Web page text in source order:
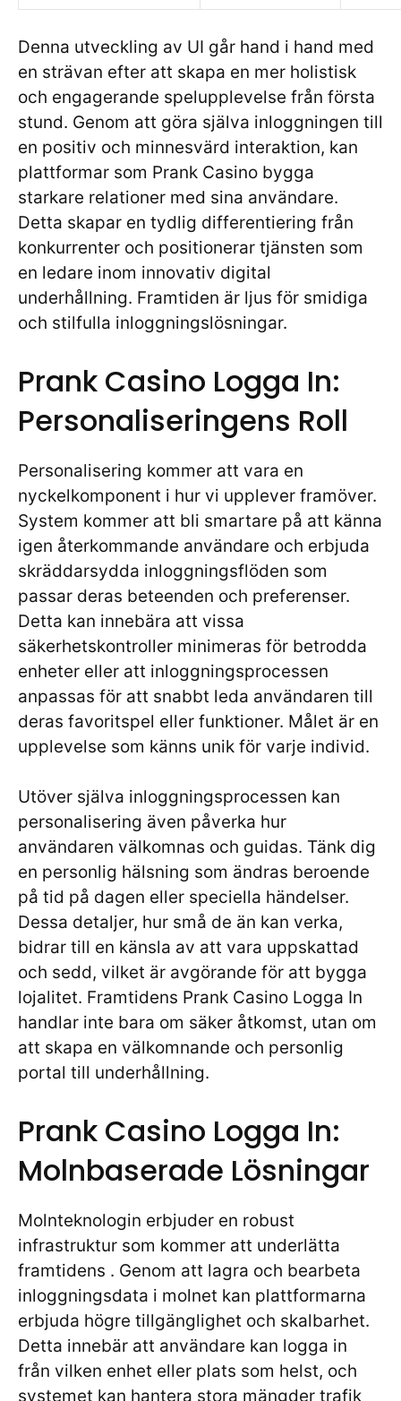
Denna utveckling av UI går hand i hand med
en strävan efter att skapa en mer holistisk
och engagerande spelupplevelse från första
stund. Genom att göra själva inloggningen till
en positiv och minnesvärd interaktion, kan
plattformar som Prank Casino bygga
starkare relationer med sina användare.
Detta skapar en tydlig differentiering från
konkurrenter och positionerar tjänsten som
en ledare inom innovativ digital
underhållning. Framtiden är ljus för smidiga
och stilfulla inloggningslösningar.
Prank Casino Logga In:
Personaliseringens Roll
Personalisering kommer att vara en
nyckelkomponent i hur vi upplever framöver.
System kommer att bli smartare på att känna
igen återkommande användare och erbjuda
skräddarsydda inloggningsflöden som
passar deras beteenden och preferenser.
Detta kan innebära att vissa
säkerhetskontroller minimeras för betrodda
enheter eller att inloggningsprocessen
anpassas för att snabbt leda användaren till
deras favoritspel eller funktioner. Målet är en
upplevelse som känns unik för varje individ.
Utöver själva inloggningsprocessen kan
personalisering även påverka hur
användaren välkomnas och guidas. Tänk dig
en personlig hälsning som ändras beroende
på tid på dagen eller speciella händelser.
Dessa detaljer, hur små de än kan verka,
bidrar till en känsla av att vara uppskattad
och sedd, vilket är avgörande för att bygga
lojalitet. Framtidens Prank Casino Logga In
handlar inte bara om säker åtkomst, utan om
att skapa en välkomnande och personlig
portal till underhållning.
Prank Casino Logga In:
Molnbaserade Lösningar
Molnteknologin erbjuder en robust
infrastruktur som kommer att underlätta
framtidens . Genom att lagra och bearbeta
inloggningsdata i molnet kan plattformarna
erbjuda högre tillgänglighet och skalbarhet.
Detta innebär att användare kan logga in
från vilken enhet eller plats som helst, och
systemet kan hantera stora mängder trafik